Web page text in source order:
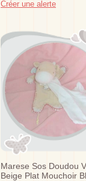
Créer une alerte
Marese Sos Doudou
Beige Plat Mouchoir